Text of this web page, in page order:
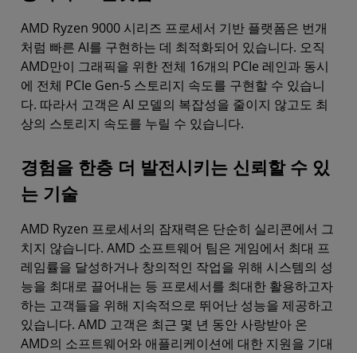
AMD Ryzen 9000 시리즈 프로세서 기반 플랫폼은 번개
처럼 빠른 AI를 구현하는 데 최적화되어 있습니다. 오직
AMD만이 그래픽을 위한 전체 16개의 PCIe 레인과 동시
에 전체 PCIe Gen-5 스토리지 속도를 구현할 수 있습니
다. 따라서 고객은 AI 모델의 복잡성을 줄이지 않고도 최
상의 스토리지 속도를 누릴 수 있습니다.
경험을 한층 더 발전시키는 신뢰할 수 있
는 기술
AMD Ryzen 프로세서의 잠재력은 단순히 실리콘에서 그
치지 않습니다. AMD 소프트웨어 팀은 게임에서 최대 프
레임률을 달성하거나 창의적인 작업을 위해 시스템의 성
능을 최대로 끌어내는 등 프로세서를 최대한 활용하고자
하는 고객들을 위해 지속적으로 뛰어난 성능을 제공하고
있습니다. AMD 고객은 최근 몇 년 동안 사랑받아 온
AMD의 소프트웨어와 애플리케이션에 대한 지원을 기대